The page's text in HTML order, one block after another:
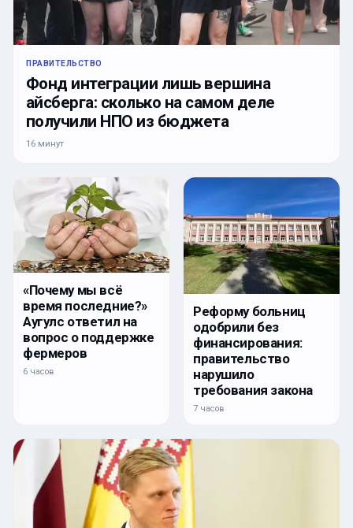
ПРАВИТЕЛЬСТВО
Фонд интеграции лишь вершина
айсберга: сколько на самом деле
получили НПО из бюджета
16 минут
«Почему мы всё
время последние?»
Аугулс ответил на
вопрос о поддержке
фермеров
6 часов
Реформу больниц
одобрили без
финансирования:
правительство
нарушило
требования закона
7 часов